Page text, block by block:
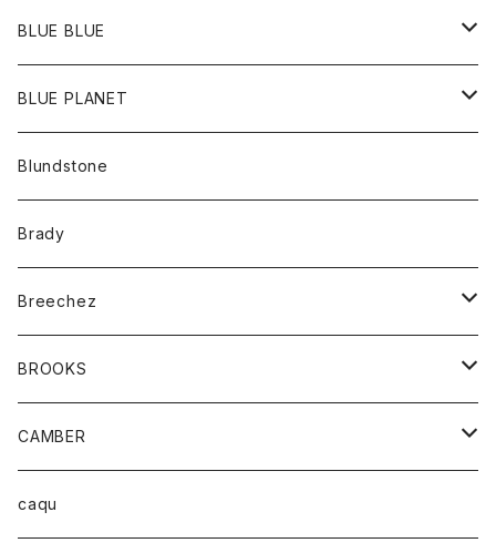
ポーチ
Ｔシャツ
ポトム
パンツ
BLUE BLUE
アウター
カーディガン
コート
アクセサリー
バッグ
ベルト
キッズ
Tシャツ
グッズ
アンダーウェアー
カードホルダー
トップス
カーディガン
ボトム
オーバーオール
レディース
BLUE PLANET
サングラス
Blundstone
Brady
Breechez
シャツ
BROOKS
グッズ
靴
CAMBER
トップス
caqu